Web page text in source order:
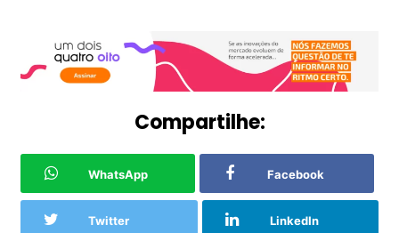
Compartilhe:
WhatsApp Facebook
Twitter LinkedIn